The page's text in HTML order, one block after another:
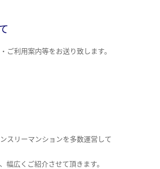
ご利用案内等をお送り致します。
スリーマンションを多数運営して
幅広くご紹介させて頂きます。